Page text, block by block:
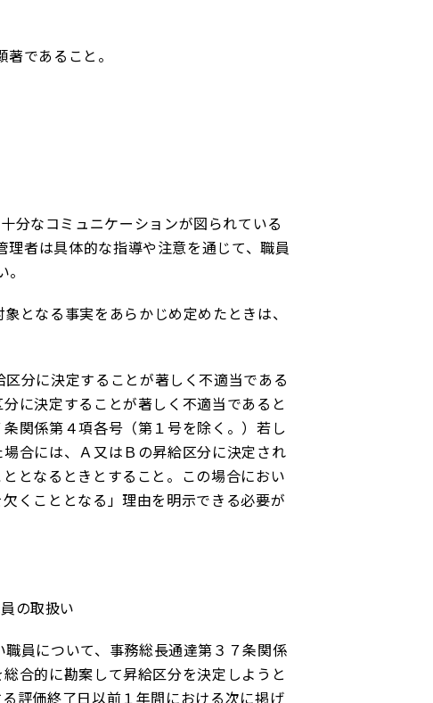
であること。
なコミュニケーションが図られている
者は具体的な指導や注意を通じて、職員
となる事実をあらかじめ定めたときは、
分に決定することが著しく不適当である
に決定することが著しく不適当であると
関係第４項各号（第１号を除く。）若し
合には、Ａ又はＢの昇給区分に決定され
となるときとすること。この場合におい
くこととなる」理由を明示できる必要が
の取扱い
員について、事務総長通達第３７条関係
合的に勘案して昇給区分を決定しようと
評価終了日以前１年間における次に掲げ